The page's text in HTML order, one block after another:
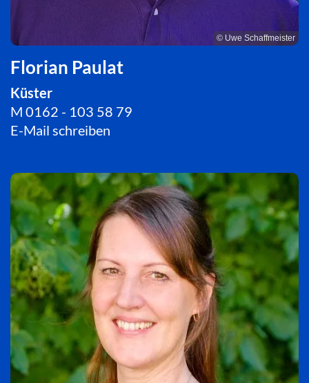
© Uwe Schaffmeister
Florian Paulat
Küster
M 0162 - 103 58 79
E-Mail schreiben